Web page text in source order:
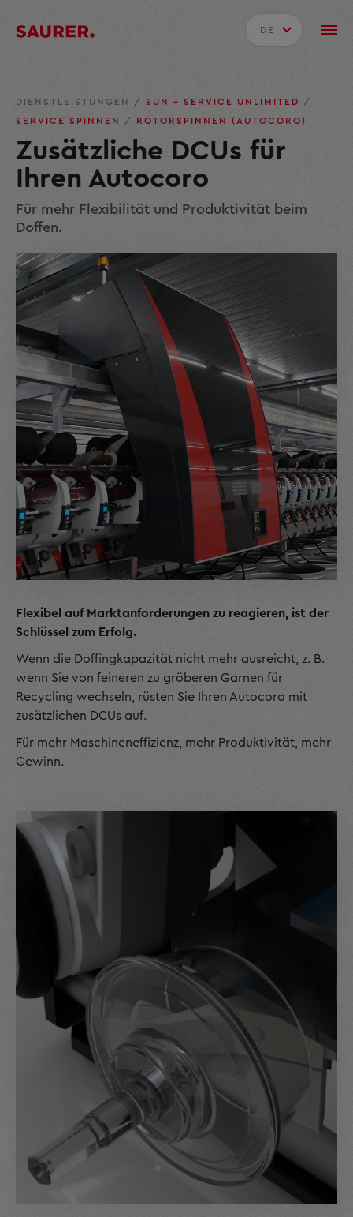
DE
DIENSTLEISTUNGEN / SUN – SERVICE UNLIMITED
/
SERVICE SPINNEN
/ ROTORSPINNEN (AUTOCORO)
Zusätzliche DCUs für
Ihren Autocoro
Für mehr Flexibilität und Produktivität beim
Doffen.
Flexibel auf Marktanforderungen zu reagieren, ist der
Schlüssel zum Erfolg.
Wenn die Doffingkapazität nicht mehr ausreicht, z. B.
wenn Sie von feineren zu gröberen Garnen für
Recycling wechseln, rüsten Sie Ihren Autocoro mit
zusätzlichen DCUs auf.
Für mehr Maschineneffizienz, mehr Produktivität, mehr
Gewinn.